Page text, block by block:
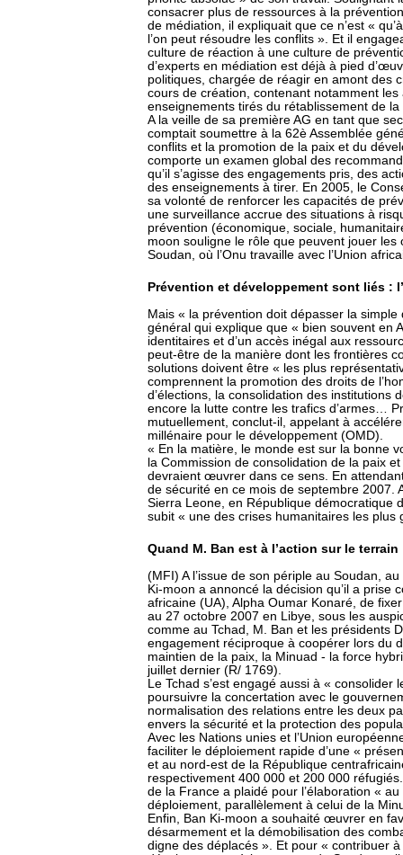
consacrer plus de ressources à la
de médiation, il expliquait que ce n’est «
l’on peut résoudre les conflits ». Et il
culture de réaction à une culture de
d’experts en médiation est déjà à pied
politiques, chargée de réagir en amont des
cours de création, contenant notamment
enseignements tirés du rétablissement de la
A la veille de sa première AG en tant que
comptait soumettre à la 62è Assemblée
conflits et la promotion de la paix et du
comporte un examen global des
qu’il s’agisse des engagements pris, des
des enseignements à tirer. En 2005, le
sa volonté de renforcer les capacités de
une surveillance accrue des situations à
prévention (économique, sociale,
moon souligne le rôle que peuvent jouer
Soudan, où l’Onu travaille avec l’Union
Prévention et développement sont liés :
Mais « la prévention doit dépasser la
général qui explique que « bien souvent en
identitaires et d’un accès inégal aux
peut-être de la manière dont les frontières
solutions doivent être « les plus
comprennent la promotion des droits de
d’élections, la consolidation des institutions
encore la lutte contre les trafics d’armes…
mutuellement, conclut-il, appelant à
millénaire pour le développement (OMD).
« En la matière, le monde est sur la bonne
la Commission de consolidation de la paix
devraient œuvrer dans ce sens. En
de sécurité en ce mois de septembre 2007.
Sierra Leone, en République démocratique
subit « une des crises humanitaires les
Quand M. Ban est à l’action sur le terrain
(MFI) A l’issue de son périple au Soudan,
Ki-moon a annoncé la décision qu’il a prise
africaine (UA), Alpha Oumar Konaré, de
au 27 octobre 2007 en Libye, sous les
comme au Tchad, M. Ban et les présidents
engagement réciproque à coopérer lors du
maintien de la paix, la Minuad - la force
juillet dernier (R/ 1769).
Le Tchad s’est engagé aussi à «
poursuivre la concertation avec le
normalisation des relations entre les deux
envers la sécurité et la protection des
Avec les Nations unies et l’Union
faciliter le déploiement rapide d’une «
et au nord-est de la République
respectivement 400 000 et 200 000
de la France a plaidé pour l’élaboration «
déploiement, parallèlement à celui de la
Enfin, Ban Ki-moon a souhaité œuvrer en
désarmement et la démobilisation des
digne des déplacés ». Et pour « contribuer